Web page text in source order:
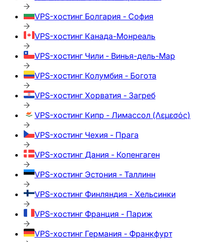
VPS-хостинг Болгария - София
VPS-хостинг Канада-Монреаль
VPS-хостинг Чили - Винья-дель-Мар
VPS-хостинг Колумбия - Богота
VPS-хостинг Хорватия - Загреб
VPS-хостинг Кипр - Лимассол (Λεμεσός)
VPS-хостинг Чехия - Прага
VPS-хостинг Дания - Копенгаген
VPS-хостинг Эстония - Таллинн
VPS-хостинг Финляндия - Хельсинки
VPS-хостинг Франция - Париж
VPS-хостинг Германия - Франкфурт